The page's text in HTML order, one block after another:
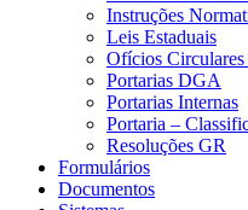
Instruções
Leis Estaduais
Ofícios
Portarias DGA
Portarias Internas
Portaria –
Resoluções GR
Formulários
Documentos